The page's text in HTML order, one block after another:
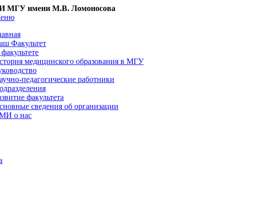
МГУ имени М.В. Ломоносова
Факультет
медицинского образования в МГУ
педагогические работники
факультета
сведения об организации
о нас